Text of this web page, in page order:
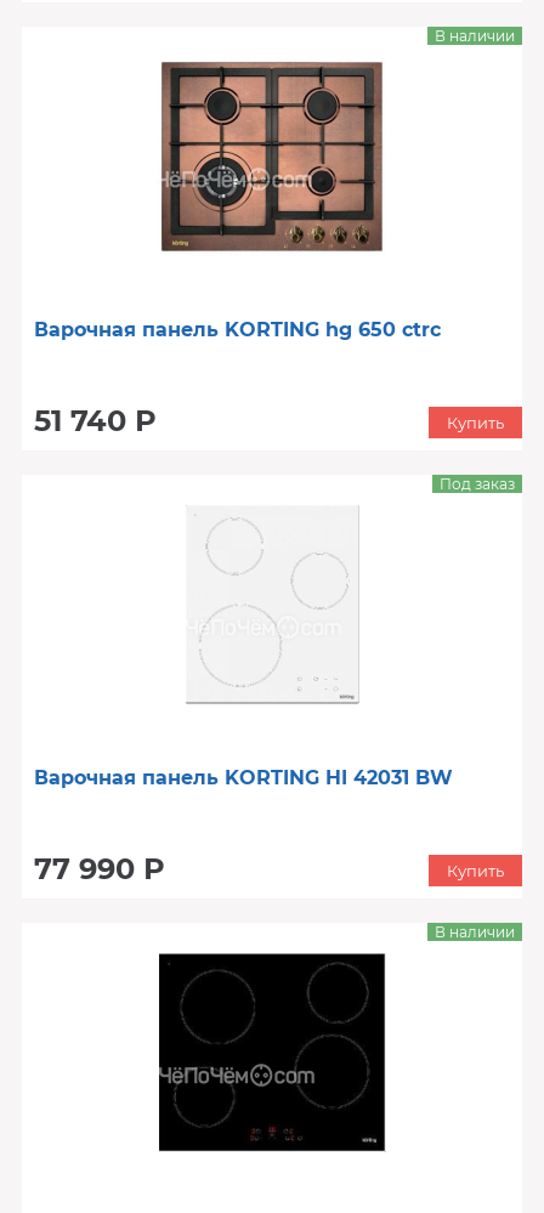
Варочная панель KORTING hg 650 ctrc
51 740 Р
В наличии
Купить
Варочная панель KORTING HI 42031 BW
77 990 Р
Под заказ
Купить
В наличии